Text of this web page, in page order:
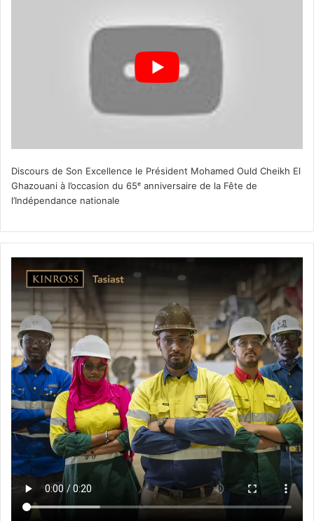
Discours de Son Excellence le Président Mohamed Ould Cheikh El
Ghazouani à l’occasion du 65ᵉ anniversaire de la Fête de
l’Indépendance nationale